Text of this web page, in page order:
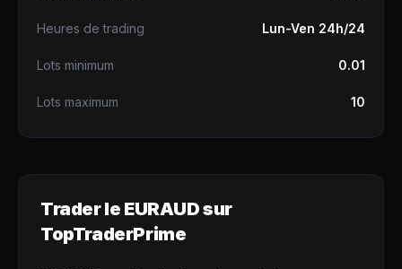
Heures de trading Lun-Ven 24h/24
Lots minimum 0.01
Lots maximum 10
Trader le EURAUDsur
TopTraderPrime